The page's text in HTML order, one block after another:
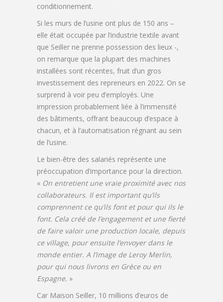
conditionnement.
Si les murs de l’usine ont plus de 150 ans –
elle était occupée par l’industrie textile avant
que Seiller ne prenne possession des lieux -,
on remarque que la plupart des machines
installées sont récentes, fruit d’un gros
investissement des repreneurs en 2022. On se
surprend à voir peu d’employés. Une
impression probablement liée à l’immensité
des bâtiments, offrant beaucoup d’espace à
chacun, et à l’automatisation régnant au sein
de l’usine.
Le bien-être des salariés représente une
préoccupation d’importance pour la direction.
« On entretient une vraie proximité avec nos
collaborateurs. Il est important qu’ils
comprennent ce qu’ils font et pour qui ils le
font. Cela créé de l’engagement et une fierté
de faire valoir une production locale, depuis
ce village, pour ensuite l’envoyer dans le
monde entier. A l’image de Leroy Merlin,
pour qui nous livrons en Grèce ou en
Espagne. »
Car Maison Seiller, 10 millions d’euros de